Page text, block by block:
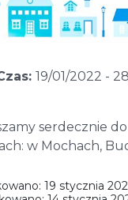
19/01/2022 -
serdecznie
w Mochach,
19 stycznia